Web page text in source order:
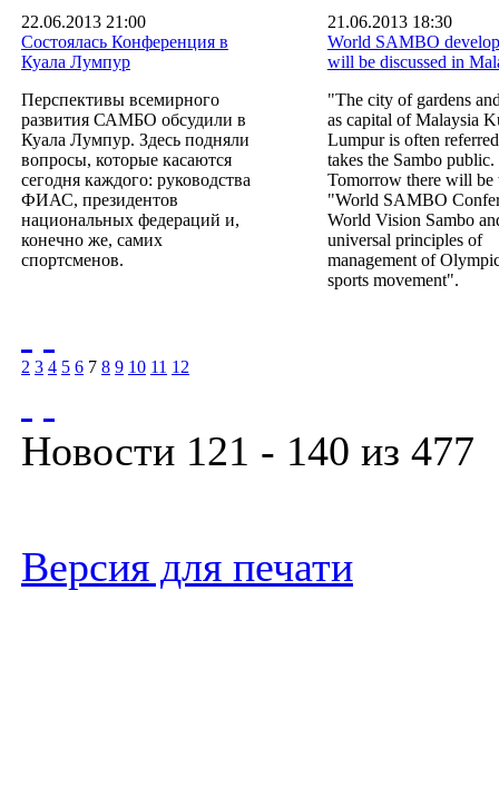
22.06.2013 21:00
Состоялась Конференция в
Куала Лумпур
Перспективы всемирного
развития САМБО обсудили в
Куала Лумпур. Здесь подняли
вопросы, которые касаются
сегодня каждого: руководства
ФИАС, президентов
национальных федераций и,
конечно же, самих
спортсменов.
21.06.2013 18:30
World SAMBO
will be discussed in
"The city of gardens
as capital of Malaysia
Lumpur is often
takes the Sambo public.
Tomorrow there will be
"World SAMBO
World Vision Sambo
universal principles of
management of
sports movement".
2 3 4 5 6 7 8 9 10 11 12
Новости 121 - 140 из 477
Версия для печати